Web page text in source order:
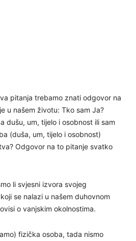
pitanja trebamo znati odgovor na
u našem životu: Tko sam Ja?
dušu, um, tijelo i osobnost ili sam
(duša, um, tijelo i osobnost)
Odgovor na to pitanje svatko
li svjesni izvora svojeg
se nalazi u našem duhovnom
o vanjskim okolnostima.
fizička osoba, tada nismo